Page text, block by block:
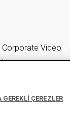
Corporate Video
ÇEREZLER